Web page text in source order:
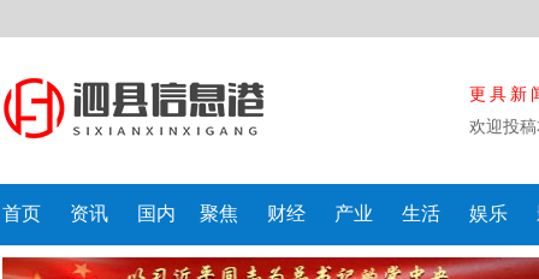
更具新
欢迎投
首页 资讯 国内 聚焦 财经 产业 生活 娱乐